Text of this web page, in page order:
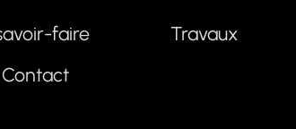
faire
Travaux
Contact